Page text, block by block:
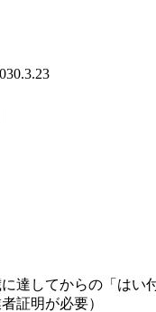
達してからの「はい
者証明が必要）